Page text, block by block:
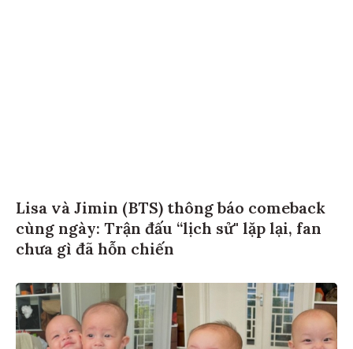
Lisa và Jimin (BTS) thông báo comeback
cùng ngày: Trận đấu “lịch sử" lặp lại, fan
chưa gì đã hỗn chiến